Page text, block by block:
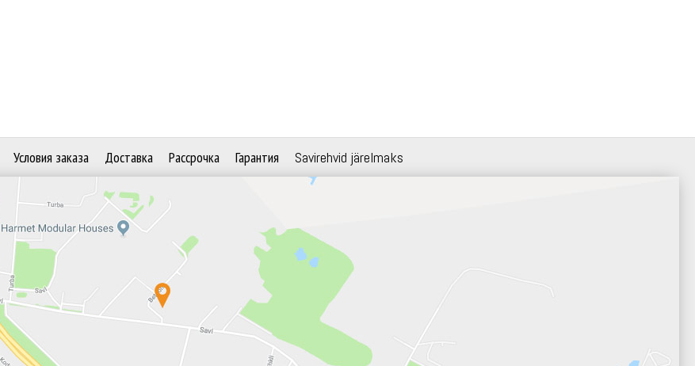
Условия заказа Доставка Рассрочка Гарантия Savirehvid järelmaks